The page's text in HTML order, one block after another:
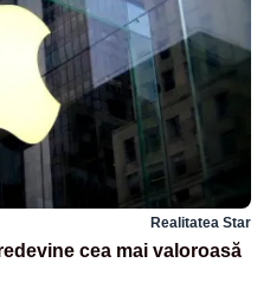
Realitatea Star
cea mai valoroasă